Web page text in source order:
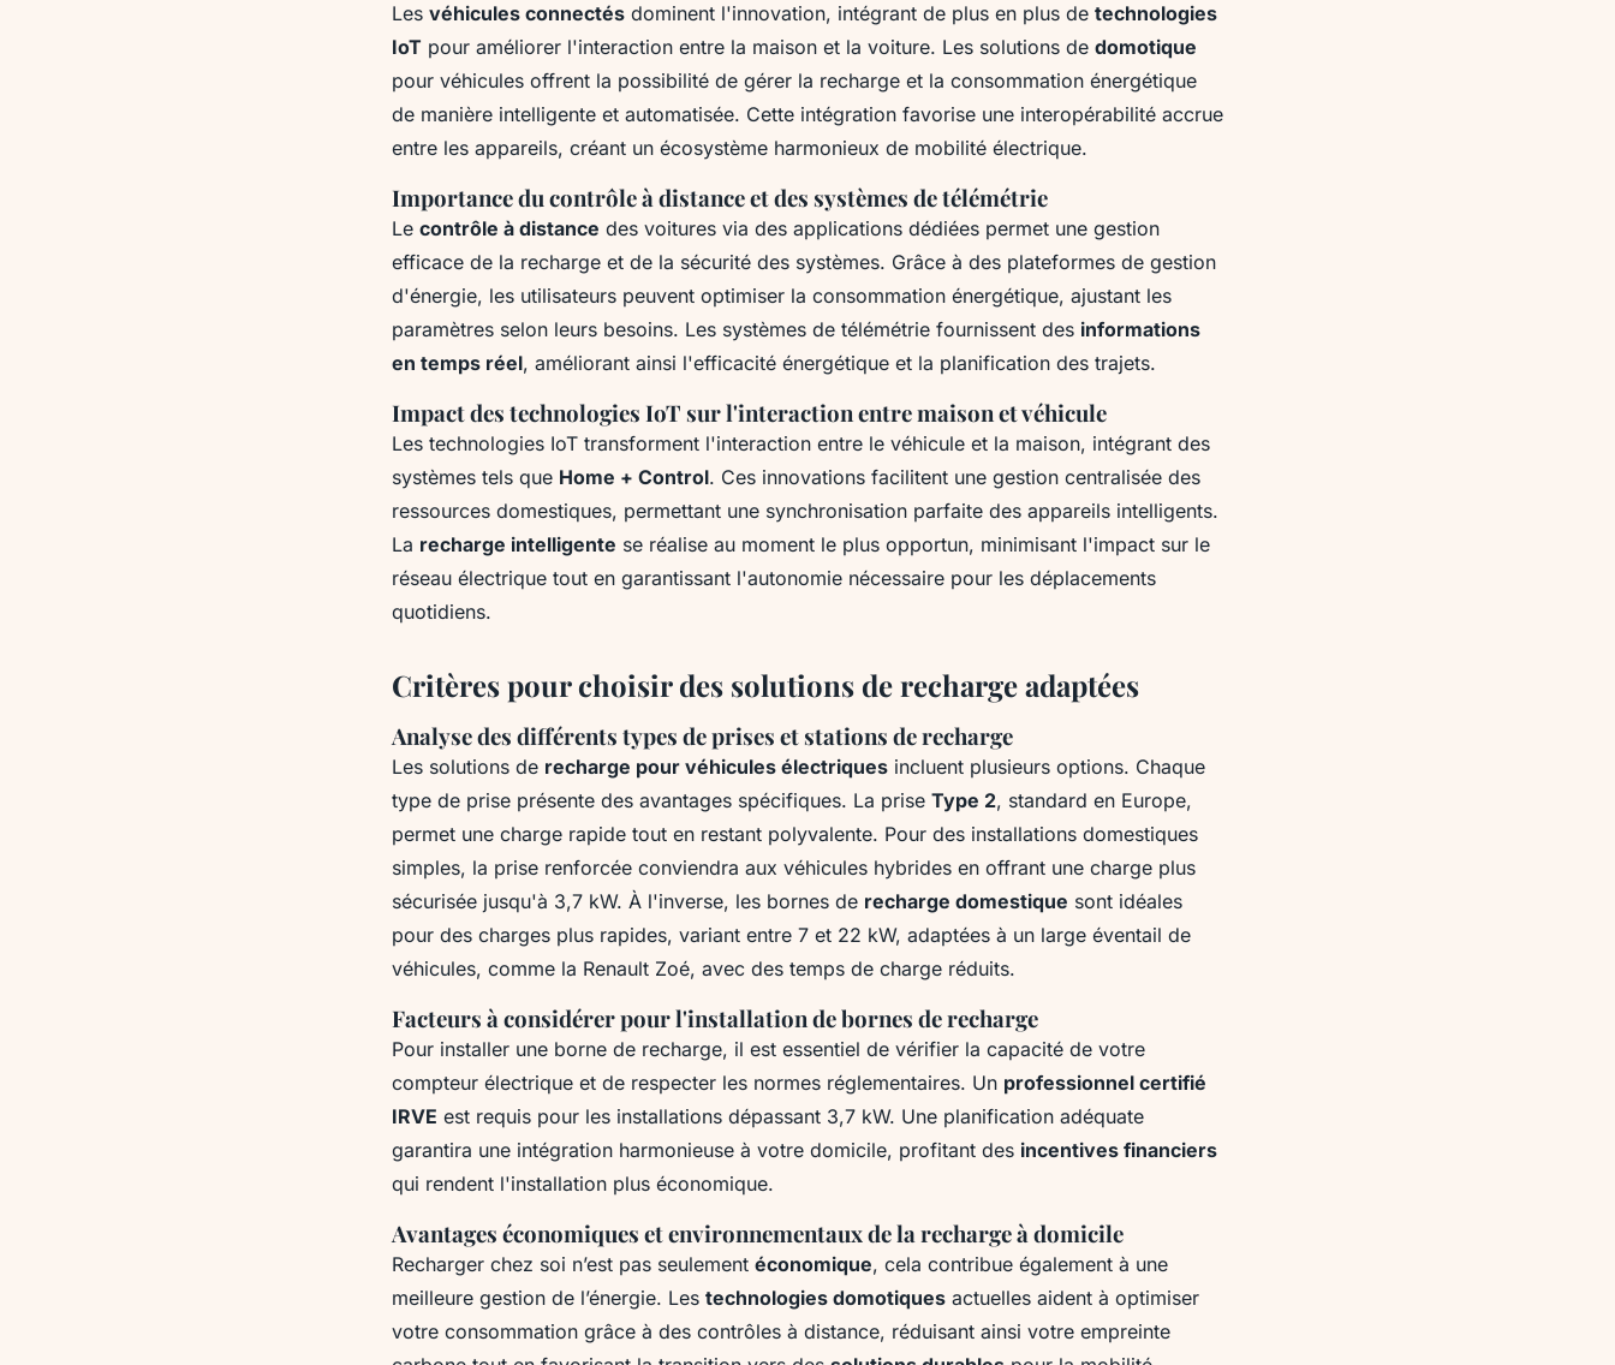
Les véhicules connectés dominent l'innovation, intégrant de plus en plus de technologies
IoT pour améliorer l'interaction entre la maison et la voiture. Les solutions de domotique
pour véhicules offrent la possibilité de gérer la recharge et la consommation énergétique
de manière intelligente et automatisée. Cette intégration favorise une interopérabilité accrue
entre les appareils, créant un écosystème harmonieux de mobilité électrique.
Importance du contrôle à distance et des systèmes de télémétrie
Le contrôle à distance des voitures via des applications dédiées permet une gestion
efficace de la recharge et de la sécurité des systèmes. Grâce à des plateformes de gestion
d'énergie, les utilisateurs peuvent optimiser la consommation énergétique, ajustant les
paramètres selon leurs besoins. Les systèmes de télémétrie fournissent des informations
en temps réel, améliorant ainsi l'efficacité énergétique et la planification des trajets.
Impact des technologies IoT sur l'interaction entre maison et véhicule
Les technologies IoT transforment l'interaction entre le véhicule et la maison, intégrant des
systèmes tels que Home + Control. Ces innovations facilitent une gestion centralisée des
ressources domestiques, permettant une synchronisation parfaite des appareils intelligents.
La recharge intelligente se réalise au moment le plus opportun, minimisant l'impact sur le
réseau électrique tout en garantissant l'autonomie nécessaire pour les déplacements
quotidiens.
Critères pour choisir des solutions de recharge adaptées
Analyse des différents types de prises et stations de recharge
Les solutions de recharge pour véhicules électriques incluent plusieurs options. Chaque
type de prise présente des avantages spécifiques. La prise Type 2, standard en Europe,
permet une charge rapide tout en restant polyvalente. Pour des installations domestiques
simples, la prise renforcée conviendra aux véhicules hybrides en offrant une charge plus
sécurisée jusqu'à 3,7 kW. À l'inverse, les bornes de recharge domestique sont idéales
pour des charges plus rapides, variant entre 7 et 22 kW, adaptées à un large éventail de
véhicules, comme la Renault Zoé, avec des temps de charge réduits.
Facteurs à considérer pour l'installation de bornes de recharge
Pour installer une borne de recharge, il est essentiel de vérifier la capacité de votre
compteur électrique et de respecter les normes réglementaires. Un professionnel certifié
IRVE est requis pour les installations dépassant 3,7 kW. Une planification adéquate
garantira une intégration harmonieuse à votre domicile, profitant des incentives financiers
qui rendent l'installation plus économique.
Avantages économiques et environnementaux de la recharge à domicile
Recharger chez soi n’est pas seulement économique, cela contribue également à une
meilleure gestion de l’énergie. Les technologies domotiques actuelles aident à optimiser
votre consommation grâce à des contrôles à distance, réduisant ainsi votre empreinte